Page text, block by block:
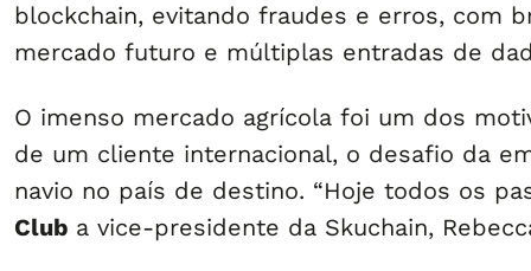
blockchain, evitando fraudes e erros, com
mercado futuro e múltiplas entradas de
O imenso mercado agrícola foi um dos
de um cliente internacional, o desafio da
navio no país de destino. “Hoje todos os
Club a vice-presidente da Skuchain,